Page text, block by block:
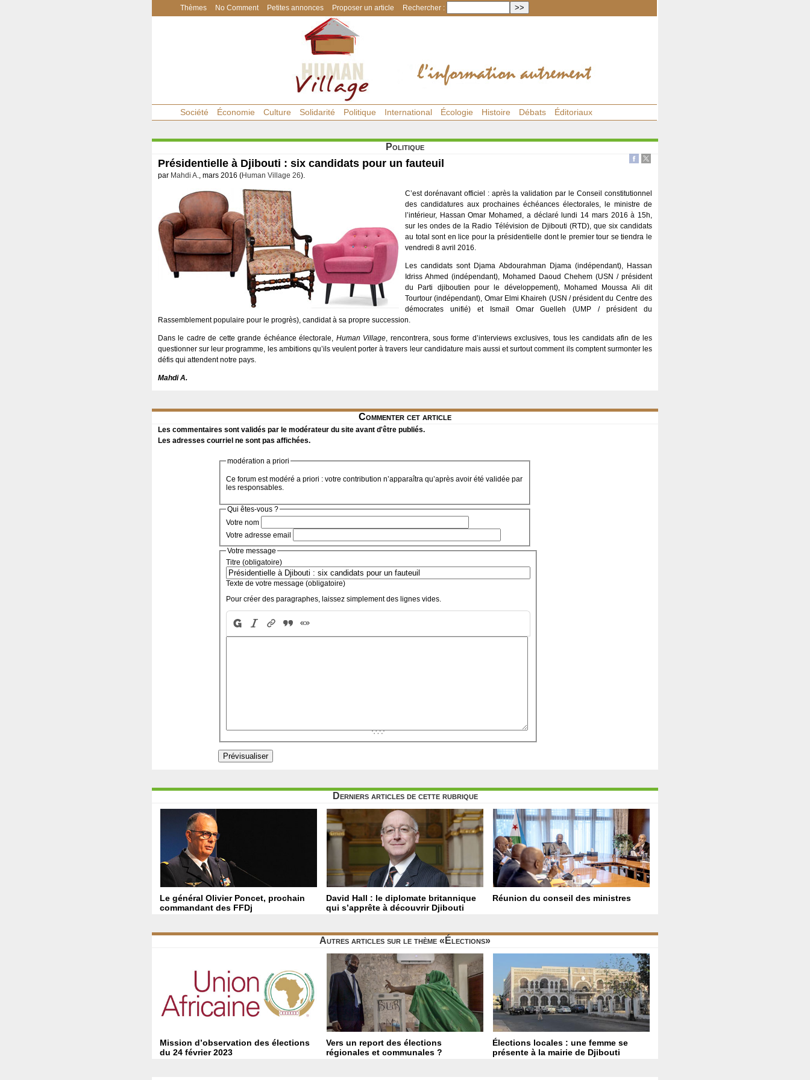
Thèmes No Comment Petites annonces Proposer un article Rechercher :
Société Économie Culture Solidarité Politique International Écologie Histoire Débats Éditoriaux
Politique
Présidentielle à Djibouti : six candidats pour un fauteuil
par Mahdi A., mars 2016 (Human Village 26).
C’est dorénavant officiel : après la validation par le Conseil constitutionnel
des candidatures aux prochaines échéances électorales, le ministre de
l’intérieur, Hassan Omar Mohamed, a déclaré lundi 14 mars 2016 à 15h,
sur les ondes de la Radio Télévision de Djibouti (RTD), que six candidats
au total sont en lice pour la présidentielle dont le premier tour se tiendra le
vendredi 8 avril 2016.
Les candidats sont Djama Abdourahman Djama (indépendant), Hassan
Idriss Ahmed (indépendant), Mohamed Daoud Chehem (USN / président
du Parti djiboutien pour le développement), Mohamed Moussa Ali dit
Tourtour (indépendant), Omar Elmi Khaireh (USN / président du Centre des
démocrates unifié) et Ismaïl Omar Guelleh (UMP / président du
Rassemblement populaire pour le progrès), candidat à sa propre succession.
Dans le cadre de cette grande échéance électorale, Human Village, rencontrera, sous forme d’interviews exclusives, tous les candidats afin de les
questionner sur leur programme, les ambitions qu’ils veulent porter à travers leur candidature mais aussi et surtout comment ils comptent surmonter les
défis qui attendent notre pays.
Mahdi A.
Commenter cet article
Les commentaires sont validés par le modérateur du site avant d'être publiés.
Les adresses courriel ne sont pas affichées.
modération a priori
Ce forum est modéré a priori : votre contribution n’apparaîtra qu’après avoir été validée par
les responsables.
Qui êtes-vous ?
Votre nom
Votre adresse email
Votre message
Titre (obligatoire)
Texte de votre message (obligatoire)
Pour créer des paragraphes, laissez simplement des lignes vides.
Derniers articles de cette rubrique
Le général Olivier Poncet, prochain
commandant des FFDj
David Hall : le diplomate britannique
qui s’apprête à découvrir Djibouti
Réunion du conseil des ministres
Autres articles sur le thème «Élections»
Mission d’observation des élections
du 24 février 2023
Vers un report des élections
régionales et communales ?
Élections locales : une femme se
présente à la mairie de Djibouti